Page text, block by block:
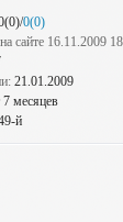
0(0)
сайте 16.11.2009
21.01.2009
7 месяцев
й